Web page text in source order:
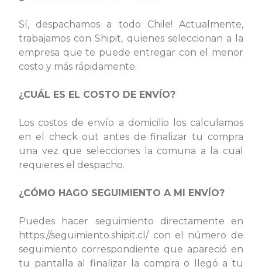
Sí, despachamos a todo Chile! Actualmente,
trabajamos con Shipit, quienes seleccionan a la
empresa que te puede entregar con el menor
costo y más rápidamente.
¿CUÁL ES EL COSTO DE ENVÍO?
Los costos de envío a domicilio los calculamos
en el check out antes de finalizar tu compra
una vez que selecciones la comuna a la cual
requieres el despacho.
¿CÓMO HAGO SEGUIMIENTO A MI ENVÍO?
Puedes hacer seguimiento directamente en
https://seguimiento.shipit.cl/ con el número de
seguimiento correspondiente que apareció en
tu pantalla al finalizar la compra o llegó a tu